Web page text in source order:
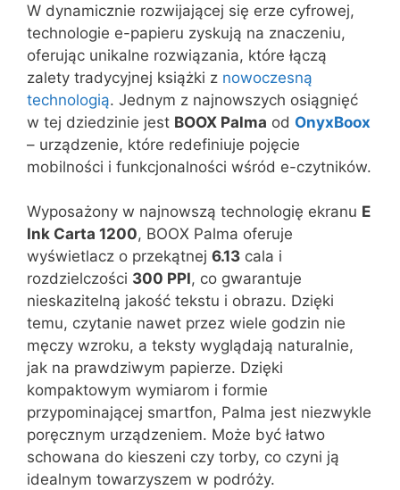
W dynamicznie rozwijającej się erze cyfrowej,
technologie e-papieru zyskują na znaczeniu,
oferując unikalne rozwiązania, które łączą
zalety tradycyjnej książki z nowoczesną
technologią. Jednym z najnowszych osiągnięć
w tej dziedzinie jest BOOX Palma od OnyxBoox
– urządzenie, które redefiniuje pojęcie
mobilności i funkcjonalności wśród e-czytników.
Wyposażony w najnowszą technologię ekranu E
Ink Carta 1200, BOOX Palma oferuje
wyświetlacz o przekątnej 6.13 cala i
rozdzielczości 300 PPI, co gwarantuje
nieskazitelną jakość tekstu i obrazu. Dzięki
temu, czytanie nawet przez wiele godzin nie
męczy wzroku, a teksty wyglądają naturalnie,
jak na prawdziwym papierze. Dzięki
kompaktowym wymiarom i formie
przypominającej smartfon, Palma jest niezwykle
poręcznym urządzeniem. Może być łatwo
schowana do kieszeni czy torby, co czyni ją
idealnym towarzyszem w podróży.